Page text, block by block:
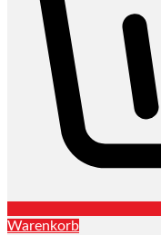
Warenkorb